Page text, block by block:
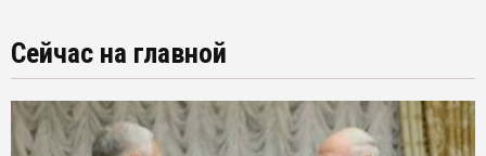
Сейчас на главной